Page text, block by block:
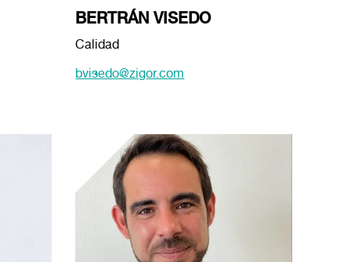
BERTRÁN VISEDO
Calidad
bvisedo@zigor.com